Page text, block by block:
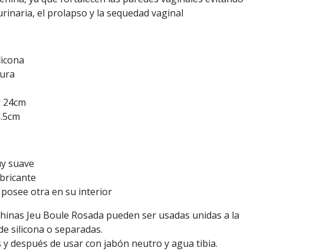
el prolapso y la sequedad vaginal
suave
otra en su interior
Jeu Boule Rosada pueden ser usadas unidas a la
silicona o separadas.
y después de usar con jabón neutro y agua tibia.